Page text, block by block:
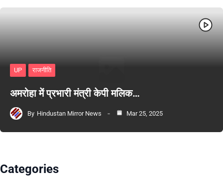
UP राजनीति
अमरोहा में प्रभारी मंत्री केपी मलिक…
By Hindustan Mirror News Mar 25, 2025
Categories